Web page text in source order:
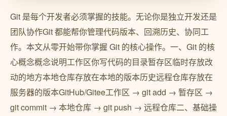
Git 是每个开发者必须掌握的技能。无论你是独立开发还是
团队协作Git 都能帮你管理代码版本、回溯历史、协同工
作。本文从零开始带你掌握 Git 的核心操作。一、Git 的核
心概念概念说明工作区你写代码的目录暂存区临时存放改
动的地方本地仓库存放在本地的版本历史远程仓库存放在
服务器的版本GitHub/Gitee工作区 → git add → 暂存区 →
git commit → 本地仓库 → git push → 远程仓库二、基础操